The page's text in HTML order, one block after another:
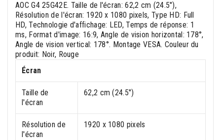
AOC G4 25G42E. Taille de l'écran: 62,2 cm (24.5"),
Résolution de l'écran: 1920 x 1080 pixels, Type HD: Full
HD, Technologie d'affichage: LED, Temps de réponse: 1
ms, Format d'image: 16:9, Angle de vision horizontal: 178°,
Angle de vision vertical: 178°. Montage VESA. Couleur du
produit: Noir, Rouge
Écran
Taille de
l'écran
62,2 cm (24.5")
Résolution de
l'écran
1920 x 1080 pixels